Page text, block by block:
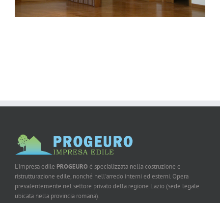
L'impresa edile PROGEURO è specializzata nella costruzione e
ristrutturazione edile, nonché nell'arredo interni ed esterni. Opera
prevalentemente nel settore privato della regione Lazio (sede legale
ubicata nella provincia romana).